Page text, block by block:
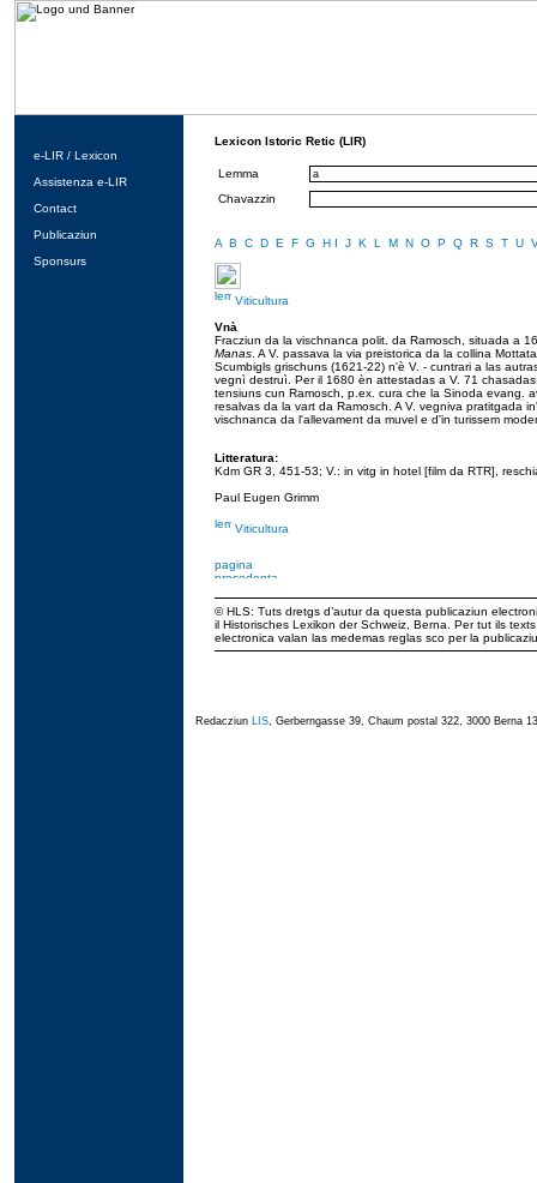
e-LIR / Lexicon
Assistenza e-LIR
Contact
Publicaziun
Sponsurs
Lexicon Istoric Retic (LIR)
Lemma
Chavazzin
A B C D E F G H I J K L M N O P Q R S T U
Viticultura
Vnà
Fracziun da la vischnanca polit. da Ramosch, situada a
Manas. A V. passava la via preistorica da la collina
Scumbigls grischuns (1621-22) n'è V. - cuntrari a las
vegnì destruì. Per il 1680 èn attestadas a V. 71
tensiuns cun Ramosch, p.ex. cura che la Sinoda evang.
resalvas da la vart da Ramosch. A V. vegniva pratitgada
vischnanca da l'allevament da muvel e d'in turissem
Litteratura:
Kdm GR 3, 451-53; V.: in vitg in hotel [film da RTR],
Paul Eugen Grimm
Viticultura
© HLS: Tuts dretgs d’autur da questa publicaziun
il Historisches Lexikon der Schweiz, Berna. Per tut ils
electronica valan las medemas reglas sco per la
Redacziun LIS, Gerberngasse 39, Chaum postal 322, 3000 Berna